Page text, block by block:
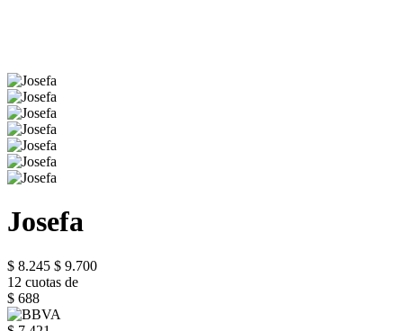
Josefa
$ 8.245 $ 9.700
12 cuotas de
$ 688